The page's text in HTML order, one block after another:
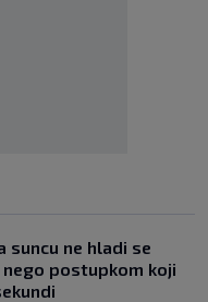
suncu ne hladi se
postupkom koji